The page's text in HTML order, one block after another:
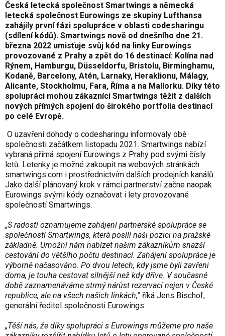
Česká letecká společnost Smartwings a německá
letecká společnost Eurowings ze skupiny Lufthansa
zahájily první fázi spolupráce v oblasti codesharingu
(sdílení kódů). Smartwings nově od dnešního dne 21.
března 2022 umisťuje svůj kód na linky Eurowings
provozované z Prahy a zpět do 16 destinací: Kolína nad
Rýnem, Hamburgu, Düsseldorfu, Bristolu, Birminghamu,
Kodaně, Barcelony, Atén, Larnaky, Heraklionu, Málagy,
Alicante, Stockholmu, Fara, Říma a na Mallorku. Díky této
spolupráci mohou zákazníci Smartwings těžit z dalších
nových přímých spojení do širokého portfolia destinací
po celé Evropě.
O uzavření dohody o codesharingu informovaly obě
společnosti začátkem listopadu 2021. Smartwings nabízí
vybraná přímá spojení Eurowings z Prahy pod svými čísly
letů. Letenky je možné zakoupit na webových stránkách
smartwings.com i prostřednictvím dalších prodejních kanálů.
Jako další plánovaný krok v rámci partnerství začne naopak
Eurowings svými kódy označovat i lety provozované
společností Smartwings.
„S radostí oznamujeme zahájení partnerské spolupráce se
společností Smartwings, která posílí naši pozici na pražské
základně. Umožní nám nabízet našim zákazníkům snazší
cestování do většího počtu destinací. Zahájení spolupráce je
výborně načasováno. Po dvou letech, kdy jsme byli zavřeni
doma, je touha cestovat silnější než kdy dříve. V současné
době zaznamenáváme strmý nárůst rezervací nejen v České
republice, ale na všech našich linkách,“říká Jens Bischof,
generální ředitel společnosti Eurowings.
„Těší nás, že díky spolupráci s Eurowings můžeme pro naše